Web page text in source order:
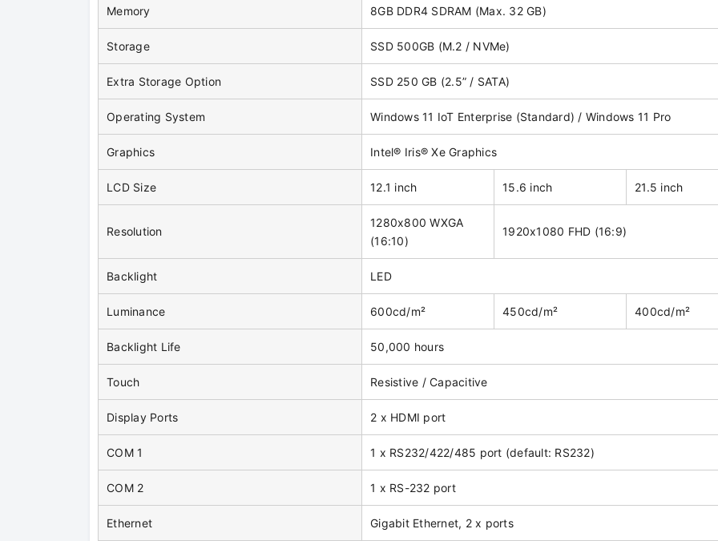
Memory 8GB DDR4 SDRAM (Max. 32 GB)
Storage SSD 500GB (M.2 / NVMe)
Extra Storage Option SSD 250 GB (2.5” / SATA)
Operating System Windows 11 IoT Enterprise (Standard) / Windows 11 Pro
Graphics Intel® Iris® Xe Graphics
LCD Size 12.1 inch 15.6 inch 21.5 inch
Resolution
1280x800 WXGA
(16:10)
1920x1080 FHD (16:9)
Backlight LED
Luminance 600cd/m² 450cd/m² 400cd/m²
Backlight Life 50,000 hours
Touch Resistive / Capacitive
Display Ports 2 x HDMI port
COM 1 1 x RS232/422/485 port (default: RS232)
COM 2 1 x RS-232 port
Ethernet Gigabit Ethernet, 2 x ports